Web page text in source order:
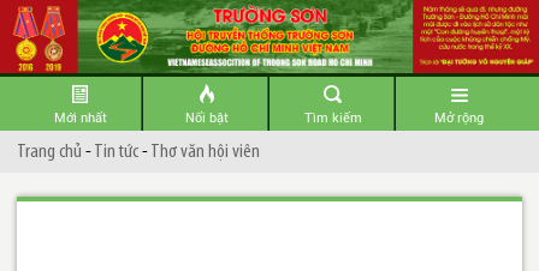
Mới nhất Nổi bật Tìm kiếm Mở rộng
Trang chủ -Tin tức-Thơ văn hội viên